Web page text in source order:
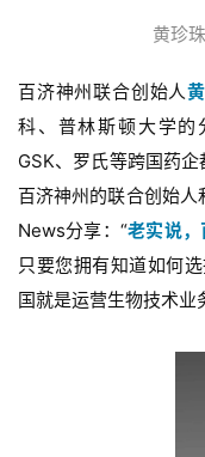
黄珍
百济神州联合创始人
科、普林斯顿大学的
GSK、罗氏等跨国药
百济神州的联合创始
News分享：“老实说
只要您拥有知道如何
国就是运营生物技术业